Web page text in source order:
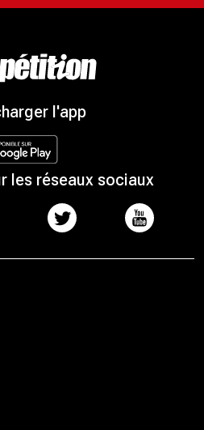
l'app
les réseaux sociaux